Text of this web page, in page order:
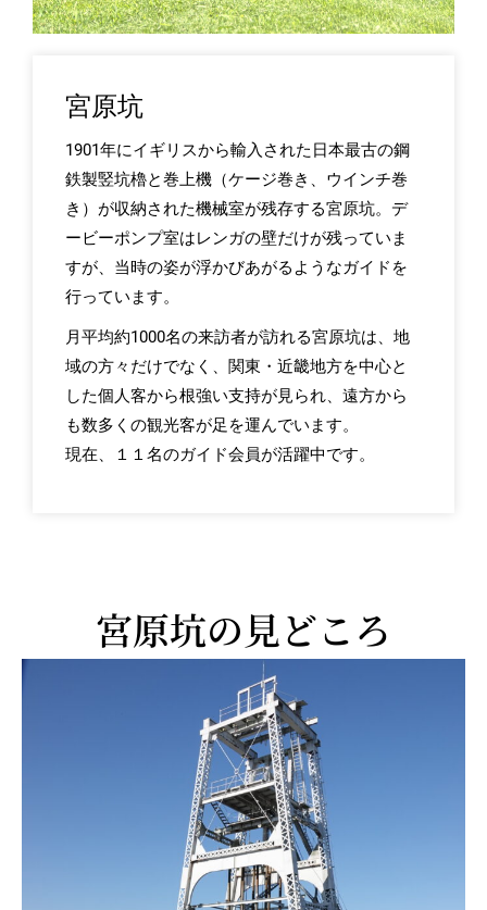
宮原坑
1901年にイギリスから輸入された日本最古の鋼
鉄製竪坑櫓と巻上機（ケージ巻き、ウインチ巻
き）が収納された機械室が残存する宮原坑。デ
ービーポンプ室はレンガの壁だけが残っていま
すが、当時の姿が浮かびあがるようなガイドを
行っています。
月平均約1000名の来訪者が訪れる宮原坑は、地
域の方々だけでなく、関東・近畿地方を中心と
した個人客から根強い支持が見られ、遠方から
も数多くの観光客が足を運んでいます。
現在、１１名のガイド会員が活躍中です。
宮原坑の見どころ